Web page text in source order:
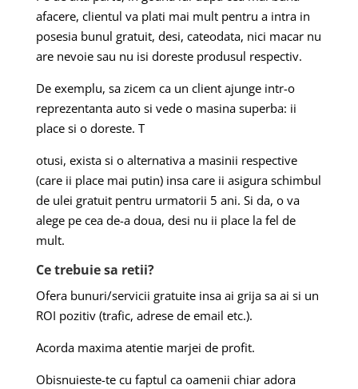
afacere, clientul va plati mai mult pentru a intra in
posesia bunul gratuit, desi, cateodata, nici macar nu
are nevoie sau nu isi doreste produsul respectiv.
De exemplu, sa zicem ca un client ajunge intr-o
reprezentanta auto si vede o masina superba: ii
place si o doreste. T
otusi, exista si o alternativa a masinii respective
(care ii place mai putin) insa care ii asigura schimbul
de ulei gratuit pentru urmatorii 5 ani. Si da, o va
alege pe cea de-a doua, desi nu ii place la fel de
mult.
Ce trebuie sa retii?
Ofera bunuri/servicii gratuite insa ai grija sa ai si un
ROI pozitiv (trafic, adrese de email etc.).
Acorda maxima atentie marjei de profit.
Obisnuieste-te cu faptul ca oamenii chiar adora